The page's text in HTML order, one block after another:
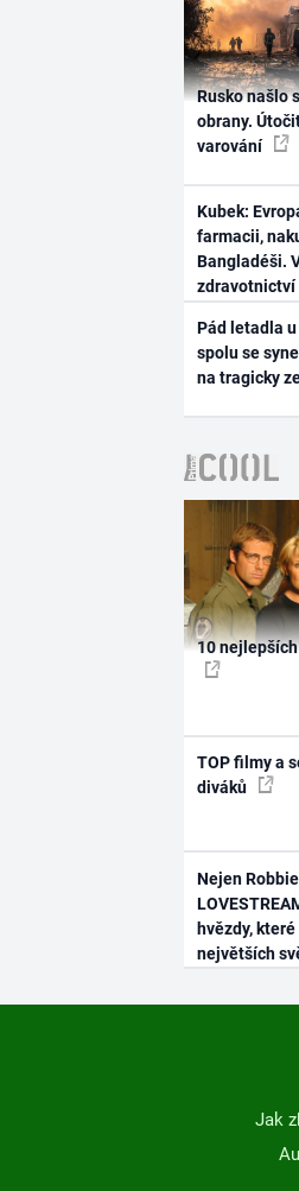
Rusko našlo
obrany.
varování
Kubek:
farmacii,
Bangladéši.
zdravotnictví
Pád letadla
spolu se
na tragicky
10
TOP filmy a
diváků
Nejen
hvězdy,
největších
Jak